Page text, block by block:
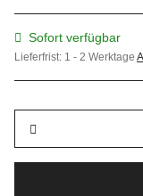
Sofort verfügbar
Lieferfrist: 1 - 2 Werktage